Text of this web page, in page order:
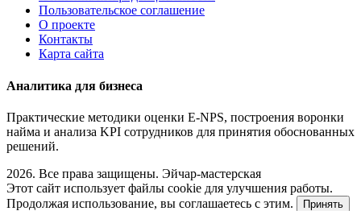
Пользовательское соглашение
О проекте
Контакты
Карта сайта
Аналитика для бизнеса
Практические методики оценки E-NPS, построения воронки
найма и анализа KPI сотрудников для принятия обоснованных
решений.
2026. Все права защищены. Эйчар-мастерская
Этот сайт использует файлы cookie для улучшения работы.
Продолжая использование, вы соглашаетесь с этим.
Принять